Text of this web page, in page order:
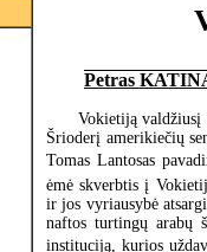
Petras
Vokietiją valdžiusį
Šrioderį amerikiečių
Tomas Lantosas
ėmė skverbtis į
ir jos vyriausybė
naftos turtingų arabų
instituciją, kurios